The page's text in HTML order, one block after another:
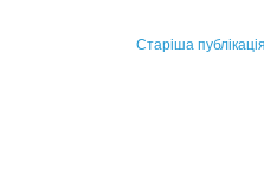
Старіша публікація